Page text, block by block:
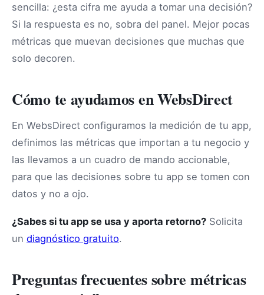
sencilla: ¿esta cifra me ayuda a tomar una decisión?
Si la respuesta es no, sobra del panel. Mejor pocas
métricas que muevan decisiones que muchas que
solo decoren.
Cómo te ayudamos en WebsDirect
En WebsDirect configuramos la medición de tu app,
definimos las métricas que importan a tu negocio y
las llevamos a un cuadro de mando accionable,
para que las decisiones sobre tu app se tomen con
datos y no a ojo.
¿Sabes si tu app se usa y aporta retorno? Solicita
un diagnóstico gratuito.
Preguntas frecuentes sobre métricas